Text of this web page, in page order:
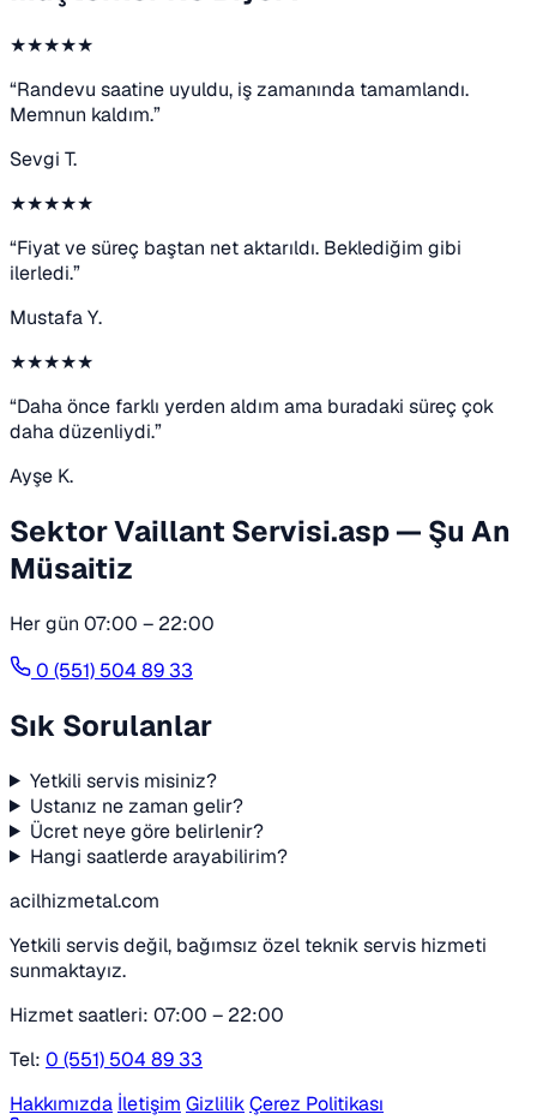
★★★★★
“Randevu saatine uyuldu, iş zamanında tamamlandı.
Memnun kaldım.”
Sevgi T.
★★★★★
“Fiyat ve süreç baştan net aktarıldı. Beklediğim gibi
ilerledi.”
Mustafa Y.
★★★★★
“Daha önce farklı yerden aldım ama buradaki süreç çok
daha düzenliydi.”
Ayşe K.
Sektor Vaillant Servisi.asp — Şu An
Müsaitiz
Her gün 07:00 – 22:00
0 (551) 504 89 33
Sık Sorulanlar
Yetkili servis misiniz?
Ustanız ne zaman gelir?
Ücret neye göre belirlenir?
Hangi saatlerde arayabilirim?
acilhizmetal.com
Yetkili servis değil, bağımsız özel teknik servis hizmeti
sunmaktayız.
Hizmet saatleri: 07:00 – 22:00
Tel: 0 (551) 504 89 33
Hakkımızda İletişim GizlilikÇerez Politikası